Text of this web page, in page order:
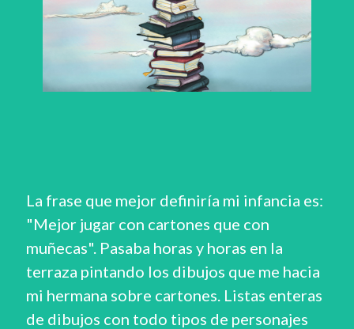
La frase que mejor definiría mi infancia es:
"Mejor jugar con cartones que con
muñecas". Pasaba horas y horas en la
terraza pintando los dibujos que me hacia
mi hermana sobre cartones. Listas enteras
de dibujos con todo tipos de personajes